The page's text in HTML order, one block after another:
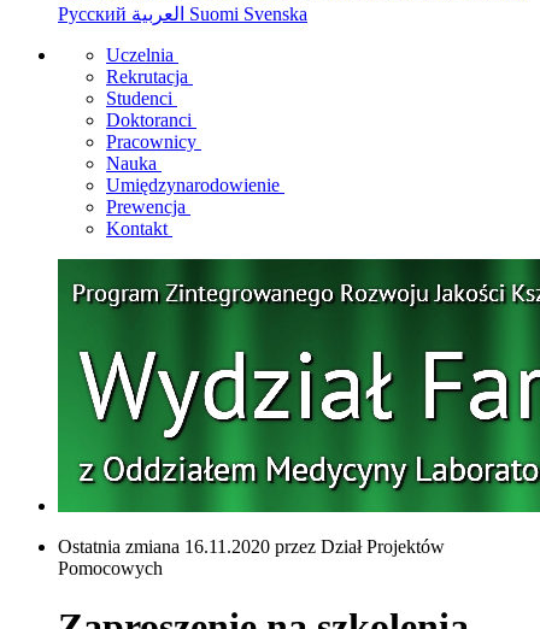
Русский
Suomi Svenska
Uczelnia
Rekrutacja
Studenci
Doktoranci
Pracownicy
Nauka
Umiędzynarodowienie
Prewencja
Kontakt
Ostatnia zmiana 16.11.2020 przez Dział Projektów
Pomocowych